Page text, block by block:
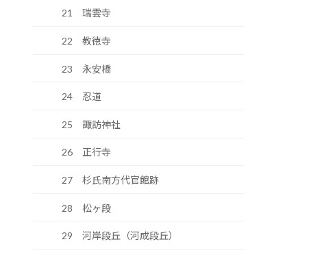
21 瑞雲寺
22 教徳寺
23 永安橋
24 忍道
25 諏訪神社
26 正行寺
27 杉氏南方代官館跡
28 松ヶ段
29 河岸段丘（河成段丘）